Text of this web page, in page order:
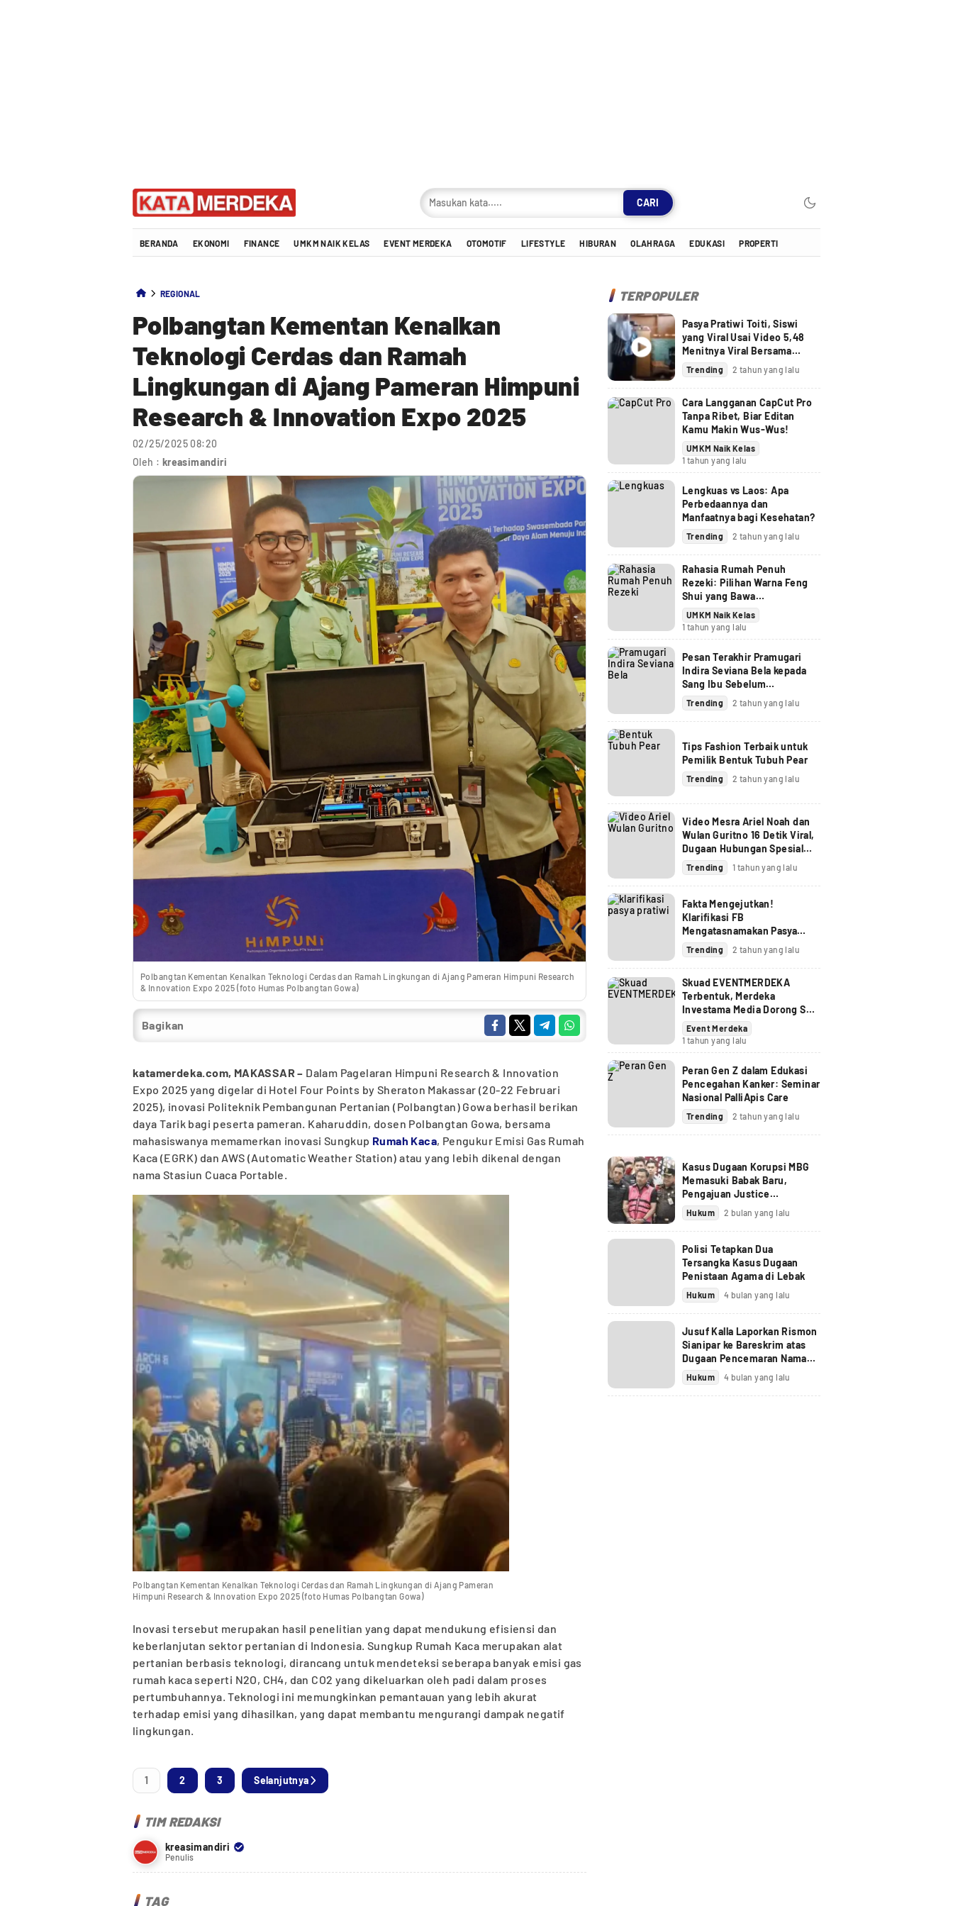
Katamerdeka
KATA MERDEKA
CARI
BERANDA EKONOMI FINANCE UMKM NAIK KELAS EVENT MERDEKA OTOMOTIF LIFESTYLE HIBURAN OLAHRAGA EDUKASI PROPERTI
REGIONAL
Polbangtan Kementan Kenalkan
Teknologi Cerdas dan Ramah
Lingkungan di Ajang Pameran Himpuni
Research & Innovation Expo 2025
02/25/2025 08:20
Oleh : kreasimandiri
Polbangtan Kementan Kenalkan Teknologi Cerdas dan Ramah Lingkungan di Ajang Pameran Himpuni Research
& Innovation Expo 2025 (foto Humas Polbangtan Gowa)
Bagikan
katamerdeka.com, MAKASSAR – Dalam Pagelaran Himpuni Research & Innovation
Expo 2025 yang digelar di Hotel Four Points by Sheraton Makassar (20-22 Februari
2025), inovasi Politeknik Pembangunan Pertanian (Polbangtan) Gowa berhasil berikan
daya Tarik bagi peserta pameran. Kaharuddin, dosen Polbangtan Gowa, bersama
mahasiswanya memamerkan inovasi Sungkup Rumah Kaca, Pengukur Emisi Gas Rumah
Kaca (EGRK) dan AWS (Automatic Weather Station) atau yang lebih dikenal dengan
nama Stasiun Cuaca Portable.
Polbangtan Kementan Kenalkan Teknologi Cerdas dan Ramah Lingkungan di Ajang Pameran
Himpuni Research & Innovation Expo 2025 (foto Humas Polbangtan Gowa)
Inovasi tersebut merupakan hasil penelitian yang dapat mendukung efisiensi dan
keberlanjutan sektor pertanian di Indonesia. Sungkup Rumah Kaca merupakan alat
pertanian berbasis teknologi, dirancang untuk mendeteksi seberapa banyak emisi gas
rumah kaca seperti N2O, CH4, dan CO2 yang dikeluarkan oleh padi dalam proses
pertumbuhannya. Teknologi ini memungkinkan pemantauan yang lebih akurat
terhadap emisi yang dihasilkan, yang dapat membantu mengurangi dampak negatif
lingkungan.
1 2 3 Selanjutnya
TIM REDAKSI
kreasimandiri
Penulis
TAG
TERPOPULER
Pasya Pratiwi Toiti, Siswi
yang Viral Usai Video 5,48
Menitnya Viral Bersama
Oknum Guru di Gorontalo!
Trending 2 tahun yang lalu
Cara Langganan CapCut Pro
Tanpa Ribet, Biar Editan
Kamu Makin Wus-Wus!
UMKM Naik Kelas
1 tahun yang lalu
Lengkuas vs Laos: Apa
Perbedaannya dan
Manfaatnya bagi Kesehatan?
Trending 2 tahun yang lalu
Rahasia Rumah Penuh
Rezeki: Pilihan Warna Feng
Shui yang Bawa
Keberuntungan dan
Keharmonisan
UMKM Naik Kelas
1 tahun yang lalu
Pesan Terakhir Pramugari
Indira Seviana Bela kepada
Sang Ibu Sebelum
Menghilang dalam Kebakaran
Glodok Plaza
Trending 2 tahun yang lalu
Tips Fashion Terbaik untuk
Pemilik Bentuk Tubuh Pear
Trending 2 tahun yang lalu
Video Mesra Ariel Noah dan
Wulan Guritno 16 Detik Viral,
Dugaan Hubungan Spesial
Mencuat
Trending 1 tahun yang lalu
Fakta Mengejutkan!
Klarifikasi FB
Mengatasnamakan Pasya
Pratiwi Toiti Diduga Palsu
Trending 2 tahun yang lalu
Skuad EVENTMERDEKA
Terbentuk, Merdeka
Investama Media Dorong SDM
Event Berkompetensi BNSP
Event Merdeka
1 tahun yang lalu
Peran Gen Z dalam Edukasi
Pencegahan Kanker: Seminar
Nasional PalliApis Care
Trending 2 tahun yang lalu
Kasus Dugaan Korupsi MBG
Memasuki Babak Baru,
Pengajuan Justice
Collaborator Sony Sonjaya
Dinilai Bisa Jadi Titik Balik
Hukum 2 bulan yang lalu
Polisi Tetapkan Dua
Tersangka Kasus Dugaan
Penistaan Agama di Lebak
Hukum 4 bulan yang lalu
Jusuf Kalla Laporkan Rismon
Sianipar ke Bareskrim atas
Dugaan Pencemaran Nama
Baik
Hukum 4 bulan yang lalu